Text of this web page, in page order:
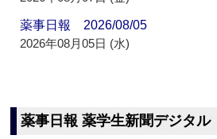
薬事日報 2026/08/05
2026年08月05日 (水)
薬事日報 薬学生新聞デジタル